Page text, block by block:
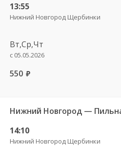
13:55
Нижний Новгород Щербинки
Вт,Ср,Чт
с 05.05.2026
550 руб.
Нижний Новгород —
14:10
Нижний Новгород Щербинки